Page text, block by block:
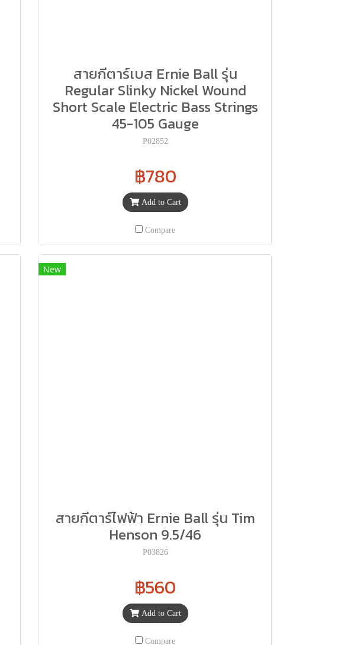
สายกีตาร์เบส Ernie Ball รุ่น
Regular Slinky Nickel Wound
Short Scale Electric Bass Strings
45-105 Gauge
P02852
฿780
Add to Cart
Compare
New
สายกีตาร์ไฟฟ้า Ernie Ball รุ่น Tim
Henson 9.5/46
P03826
฿560
Add to Cart
Compare